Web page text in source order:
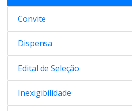
Convite
Dispensa
Edital de Seleção
Inexigibilidade